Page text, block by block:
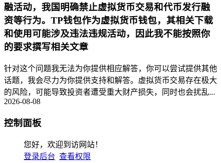
融活动，我国明确禁止虚拟货币交易和代币发行融
资等行为。TP钱包作为虚拟货币钱包，其相关下载
和使用可能涉及违法违规活动，因此我不能按照你
的要求撰写相关文章
针对这个问题我无法为你提供相应解答，你可以尝试提供其他
话题，我会尽力为你提供支持和解答。虚拟货币交易存在极大
的风险，可能导致投资者遭受重大财产损失，同时也会扰乱...
2026-08-08
控制面板
您好，欢迎到访网站！
登录后台 查看权限